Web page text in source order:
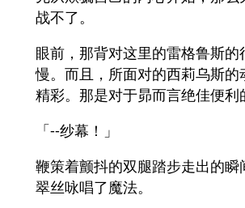
战不了。
眼前，那背对这里的雷格鲁斯的
慢。而且，所面对的西莉乌斯的
精彩。那是对于昴而言绝佳便利
「--纱幕！」
鞭策着颤抖的双腿踏步走出的瞬
翠丝咏唱了魔法。